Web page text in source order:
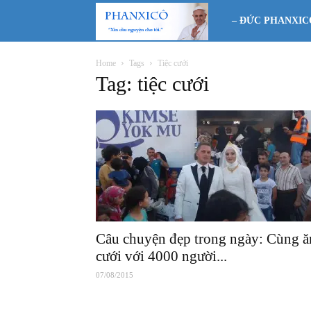
Phanxicô
– ĐỨC
Home Tags Tiệc cưới
Tag: tiệc cưới
Câu chuyện đẹp trong ngày: Cùng
cưới với 4000 người...
07/08/2015